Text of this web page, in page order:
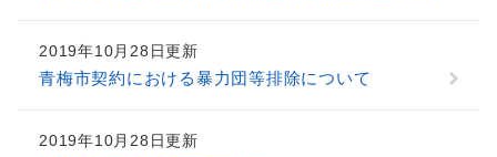
2019年10月28日更新
青梅市契約における暴力団等排除について
2019年10月28日更新